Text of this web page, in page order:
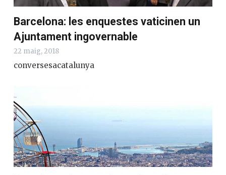
Barcelona: les enquestes vaticinen un
Ajuntament ingovernable
22 maig, 2018
conversesacatalunya